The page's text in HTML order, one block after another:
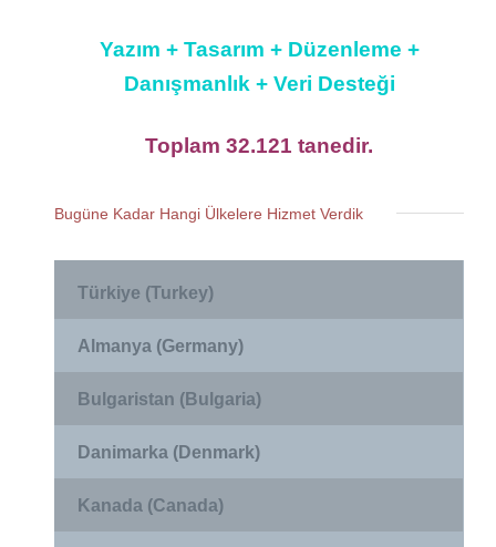
Yazım + Tasarım + Düzenleme +
Danışmanlık + Veri Desteği
Toplam 32.121 tanedir.
Bugüne Kadar Hangi Ülkelere Hizmet Verdik
Türkiye (Turkey)
Almanya (Germany)
Bulgaristan (Bulgaria)
Danimarka (Denmark)
Kanada (Canada)